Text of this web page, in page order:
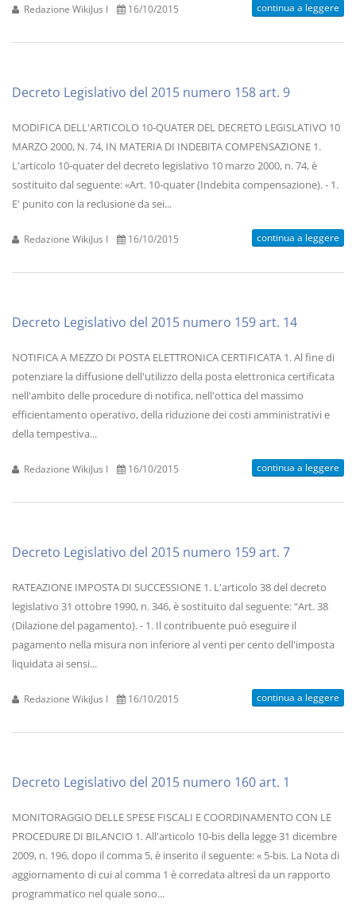
Redazione WikiJus I 16/10/2015 continua a leggere
Decreto Legislativo del 2015 numero 158 art. 9
MODIFICA DELL'ARTICOLO 10-QUATER DEL DECRETO LEGISLATIVO 10
MARZO 2000, N. 74, IN MATERIA DI INDEBITA COMPENSAZIONE 1.
L'articolo 10-quater del decreto legislativo 10 marzo 2000, n. 74, è
sostituito dal seguente: «Art. 10-quater (Indebita compensazione). - 1.
E' punito con la reclusione da sei...
Redazione WikiJus I 16/10/2015 continua a leggere
Decreto Legislativo del 2015 numero 159 art. 14
NOTIFICA A MEZZO DI POSTA ELETTRONICA CERTIFICATA 1. Al fine di
potenziare la diffusione dell'utilizzo della posta elettronica certificata
nell'ambito delle procedure di notifica, nell'ottica del massimo
efficientamento operativo, della riduzione dei costi amministrativi e
della tempestiva...
Redazione WikiJus I 16/10/2015 continua a leggere
Decreto Legislativo del 2015 numero 159 art. 7
RATEAZIONE IMPOSTA DI SUCCESSIONE 1. L'articolo 38 del decreto
legislativo 31 ottobre 1990, n. 346, è sostituito dal seguente: “Art. 38
(Dilazione del pagamento). - 1. Il contribuente può eseguire il
pagamento nella misura non inferiore al venti per cento dell'imposta
liquidata ai sensi...
Redazione WikiJus I 16/10/2015 continua a leggere
Decreto Legislativo del 2015 numero 160 art. 1
MONITORAGGIO DELLE SPESE FISCALI E COORDINAMENTO CON LE
PROCEDURE DI BILANCIO 1. All'articolo 10-bis della legge 31 dicembre
2009, n. 196, dopo il comma 5, è inserito il seguente: « 5-bis. La Nota di
aggiornamento di cui al comma 1 è corredata altresì da un rapporto
programmatico nel quale sono...